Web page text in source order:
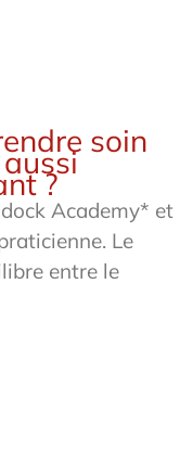
soin
?
Academy* et
Le
entre le